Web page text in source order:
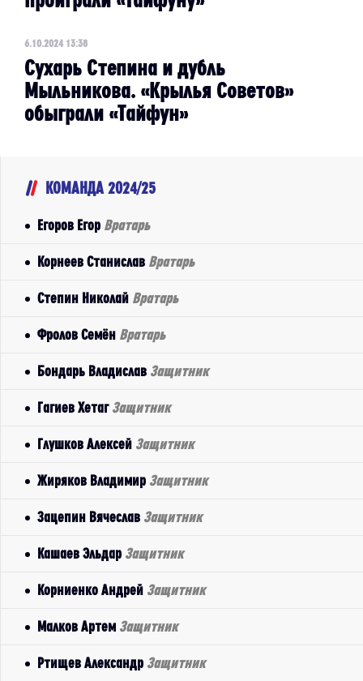
6.10.2024 13:38
Сухарь Степина и дубль
Мыльникова. «Крылья Советов»
обыграли «Тайфун»
КОМАНДА 2024/25
Егоров Егор Вратарь
Корнеев Станислав Вратарь
Степин Николай Вратарь
Фролов Семён Вратарь
Бондарь Владислав Защитник
Гагиев Хетаг Защитник
Глушков Алексей Защитник
Жиряков Владимир Защитник
Зацепин Вячеслав Защитник
Кашаев Эльдар Защитник
Корниенко Андрей Защитник
Малков Артем Защитник
Ртищев Александр Защитник